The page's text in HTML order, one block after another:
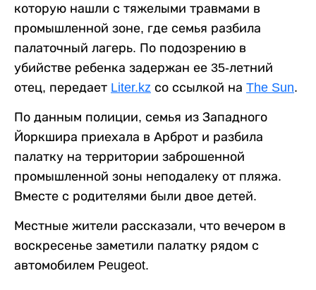
которую нашли с тяжелыми травмами в
промышленной зоне, где семья разбила
палаточный лагерь. По подозрению в
убийстве ребенка задержан ее 35-летний
отец, передает Liter.kz со ссылкой на The Sun.
По данным полиции, семья из Западного
Йоркшира приехала в Арброт и разбила
палатку на территории заброшенной
промышленной зоны неподалеку от пляжа.
Вместе с родителями были двое детей.
Местные жители рассказали, что вечером в
воскресенье заметили палатку рядом с
автомобилем Peugeot.